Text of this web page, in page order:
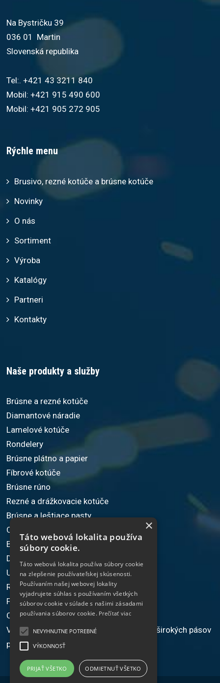
Na Bystričku 39
036 01 Martin
Slovenská republika
Tel:. +421 43 3211 840
Mobil: +421 915 490 600
Mobil: +421 905 272 905
Rýchle menu
Brusivo, rezné kotúče a brúsne kotúče
Novinky
O nás
Sortiment
Výroba
Katalógy
Partneri
Kontakty
Naše produkty a služby
Brúsne a rezné kotúče
Diamantové náradie
Lamelové kotúče
Rondelery
Brúsne plátno a papier
Fíbrové kotúče
Brúsne rúno
Rezné a drážkovacie kotúče
Brúsne a leštiace pasty
Omieľacie telieska
Brúsiace zrná
Dielenské náradie
Upínacie náradie
Ručné elektrické náradie
Frézovacie nástroje
Ochranné pomôcky
Výroba nekonečných brúsnych úzkych aj širokých pásov
podľa potrieb odberateľa
×
Táto webová lokalita používa
súbory cookie.
Táto webová lokalita používa súbory cookie
na zlepšenie používateľskej skúsenosti.
Používaním našej webovej lokality
vyjadrujete súhlas s používaním všetkých
súborov cookie v súlade s našimi zásadami
používania súborov cookie. Prečítať viac
NEVYHNUTNE POTREBNÉ
VÝKONNOSŤ
PRIJAŤ VŠETKO ODMIETNUŤ VŠETKO